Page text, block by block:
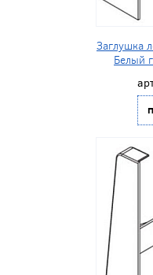
Заглушка
Белый